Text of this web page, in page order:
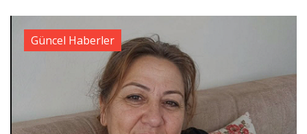
Güncel Haberler